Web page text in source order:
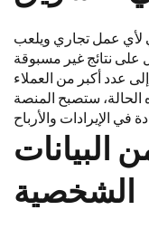
لأي عمل تجاري ويلعب
نتائج غير مسبوقة
عدد أكبر من العملاء
الحالة، ستصبح المنصة
البيانات
الشخصية